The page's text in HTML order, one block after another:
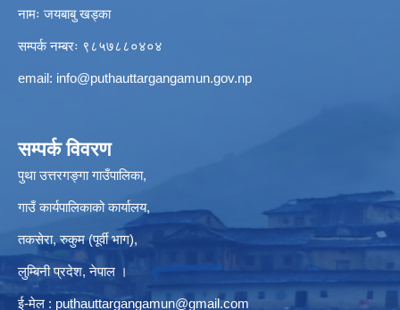
नामः जयबाबु खड्का
सम्पर्क नम्बरः ९८५७८८०४०४
email: info@puthauttargangamun.gov.np
सम्पर्क विवरण
पुथा उत्तरगङ्गा गाउँपालिका,
गाउँ कार्यपालिकाको कार्यालय,
तकसेरा, रुकुम (पूर्वी भाग),
लुम्बिनी प्रदेश, नेपाल ।
ई-मेल : puthauttargangamun@gmail.com